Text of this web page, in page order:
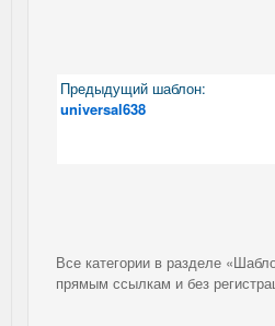
Предыдущий шаблон:
universal638
Все категории в разделе
прямым ссылкам и без